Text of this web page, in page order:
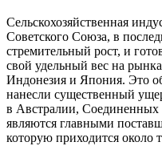
Сельскохозяйственная
Советского Союза, в
стремительный рост, и
свой удельный вес на
Индонезия и Япония. Это
нанесли существенный
в Австралии,
являются главными
которую приходится около